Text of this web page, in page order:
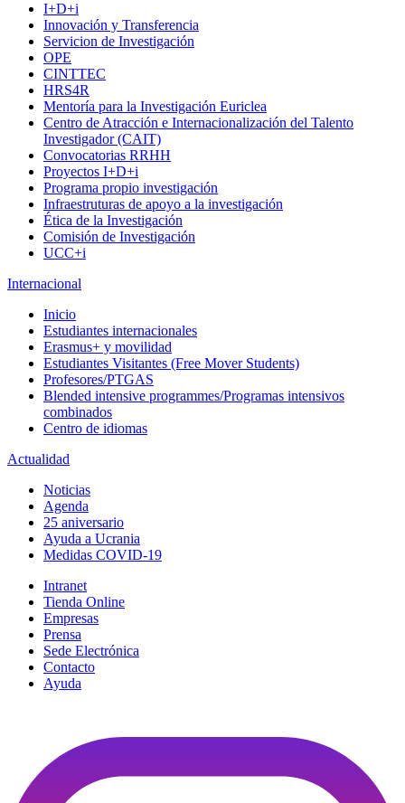
I+D+i
Innovación y Transferencia
Servicion de Investigación
OPE
CINTTEC
HRS4R
Mentoría para la Investigación Euriclea
Centro de Atracción e Internacionalización del Talento
Investigador (CAIT)
Convocatorias RRHH
Proyectos I+D+i
Programa propio investigación
Infraestruturas de apoyo a la investigación
Ética de la Investigación
Comisión de Investigación
UCC+i
Internacional
Inicio
Estudiantes internacionales
Erasmus+ y movilidad
Estudiantes Visitantes (Free Mover Students)
Profesores/PTGAS
Blended intensive programmes/Programas intensivos
combinados
Centro de idiomas
Actualidad
Noticias
Agenda
25 aniversario
Ayuda a Ucrania
Medidas COVID-19
Intranet
Tienda Online
Empresas
Prensa
Sede Electrónica
Contacto
Ayuda